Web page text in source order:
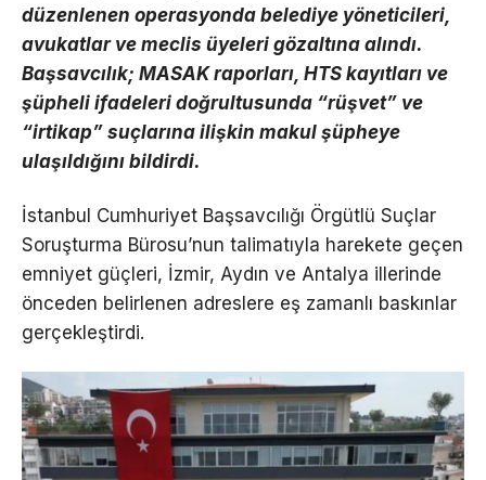
düzenlenen operasyonda belediye yöneticileri,
avukatlar ve meclis üyeleri gözaltına alındı.
Başsavcılık; MASAK raporları, HTS kayıtları ve
şüpheli ifadeleri doğrultusunda “rüşvet” ve
“irtikap” suçlarına ilişkin makul şüpheye
ulaşıldığını bildirdi.
İstanbul Cumhuriyet Başsavcılığı Örgütlü Suçlar
Soruşturma Bürosu’nun talimatıyla harekete geçen
emniyet güçleri, İzmir, Aydın ve Antalya illerinde
önceden belirlenen adreslere eş zamanlı baskınlar
gerçekleştirdi.